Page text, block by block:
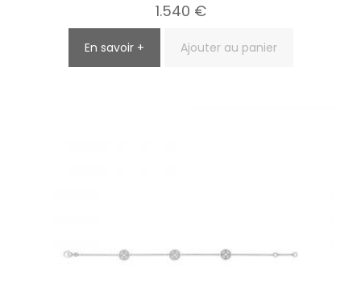
1.540 €
En savoir + Ajouter au panier